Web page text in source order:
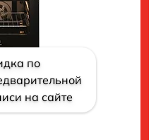
по
на сайте